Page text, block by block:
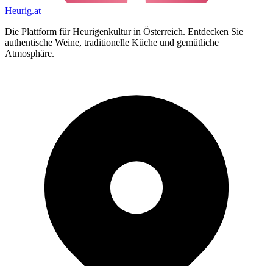
Heurig.at
Die Plattform für Heurigenkultur in Österreich. Entdecken Sie
authentische Weine, traditionelle Küche und gemütliche
Atmosphäre.